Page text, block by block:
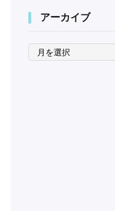
アーカイブ
ア
カ